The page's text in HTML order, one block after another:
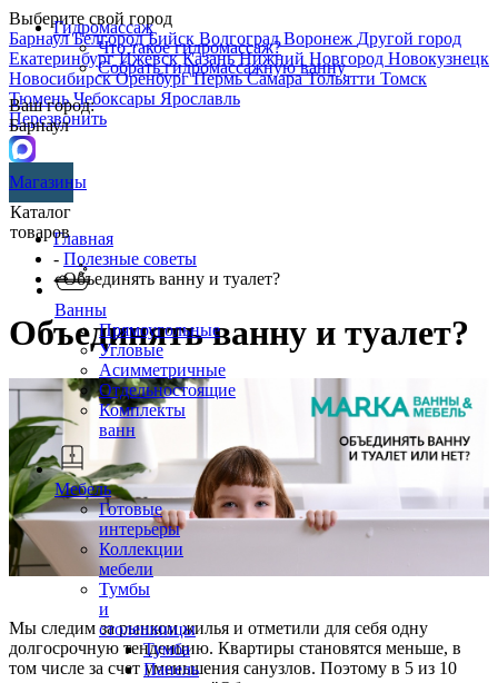
Выберите свой город
БарнаулБелгородБийск ВолгоградВоронеж Другой город
ЕкатеринбургИжевскКазаньНижний Новгород Новокузнецк
НовосибирскОренбургПермьСамараТольятти Томск
ТюменьЧебоксары Ярославль
Перезвонить
Гидромассаж
Что такое гидромассаж?
Собрать гидромассажную ванну
Ваш город:
Барнаул
Магазины
Каталог
товаров
Ванны
Прямоугольные
Угловые
Асимметричные
Отдельностоящие
Комплекты
ванн
Мебель
Готовые
интерьеры
Коллекции
мебели
Тумбы
и
столешницы
Тумба
Панель
Главная
- Полезные советы
- Объединять ванну и туалет?
Объединять ванну и туалет?
Мы следим за рынком жилья и отметили для себя одну
долгосрочную тенденцию. Квартиры становятся меньше, в
том числе за счет уменьшения санузлов. Поэтому в 5 из 10